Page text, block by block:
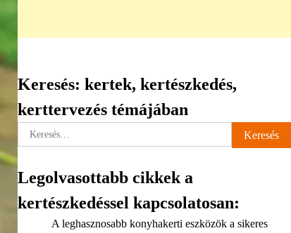
Keresés: kertek, kertészkedés,
kerttervezés témájában
Keresés:
Legolvasottabb cikkek a
kertészkedéssel kapcsolatosan:
A leghasznosabb konyhakerti eszközök a sikeres